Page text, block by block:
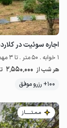
اجاره سوئیت در
1 خوابه . 50 متر . تا 3 مهمان
هر شب از 2٬550٬000
100+ رزرو موفق
مـمـتــــــاز